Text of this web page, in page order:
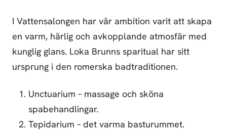
I Vattensalongen har vår ambition varit att skapa
en varm, härlig och avkopplande atmosfär med
kunglig glans. Loka Brunns sparitual har sitt
ursprung i den romerska badtraditionen.
Unctuarium – massage och sköna
spabehandlingar.
Tepidarium – det varma basturummet.